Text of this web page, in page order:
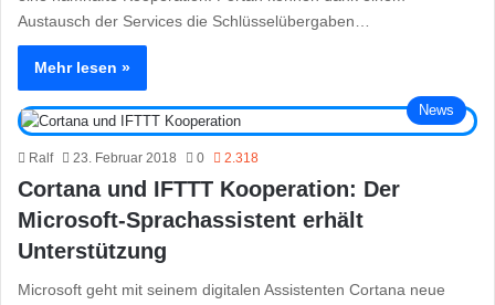
Austausch der Services die Schlüsselübergaben…
Mehr lesen »
News
Ralf 23. Februar 2018 0 2.318
Cortana und IFTTT Kooperation: Der
Microsoft-Sprachassistent erhält
Unterstützung
Microsoft geht mit seinem digitalen Assistenten Cortana neue